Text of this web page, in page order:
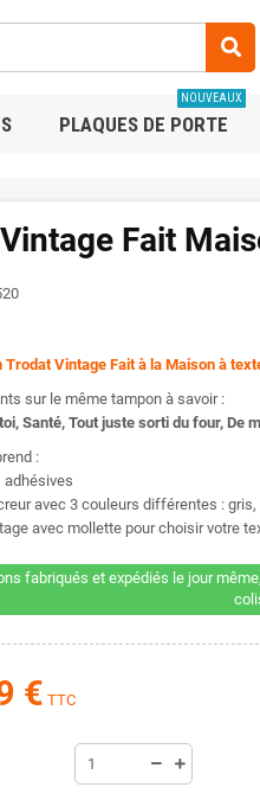
PLAQUES DE PORTE
NOUVEAUX
Fait
Vintage Fait à la Maison à
sur le même tampon à savoir :
Santé, Tout juste sorti du four, De
:
avec 3 couleurs différentes : gris,
avec mollette pour choisir votre
fabriqués et expédiés le jour
€ TTC